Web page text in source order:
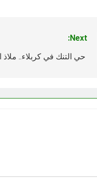
Next:
حي التنك في كربلاء..